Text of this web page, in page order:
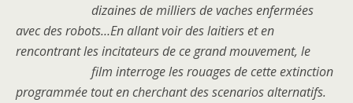
dizaines de milliers de vaches enfermées
avec des robots…En allant voir des laitiers et en
rencontrant les incitateurs de ce grand mouvement, le
film interroge les rouages de cette extinction
programmée tout en cherchant des scenarios alternatifs.